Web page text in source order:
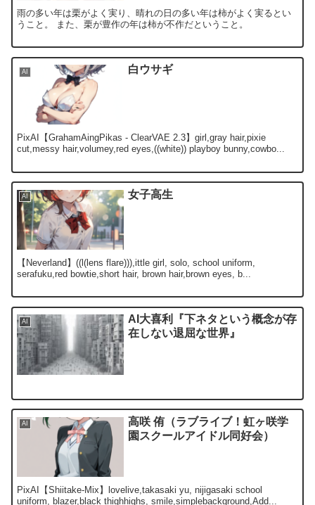
雨の多い年は栗がよく実り、晴れの日の多い年は柿がよく実るとい
うこと。 また、栗が豊作の年は柿が不作だということ。
AI 白ウサギ
PixAI【GrahamAingPikas - ClearVAE 2.3】girl,gray hair,pixie
cut,messy hair,volumey,red eyes,((white)) playboy bunny,cowbo...
AI 女子高生
【Neverland】((l(lens flare))),ittle girl, solo, school uniform,
serafuku,red bowtie,short hair, brown hair,brown eyes, b...
AI
AI大喜利『下ネタという概念が存
在しない退屈な世界』
AI
高咲 侑（ラブライブ！虹ヶ咲学
園スクールアイドル同好会）
PixAI【Shiitake-Mix】lovelive,takasaki yu, nijigasaki school
uniform, blazer,black thighhighs, smile,simplebackground,Add...